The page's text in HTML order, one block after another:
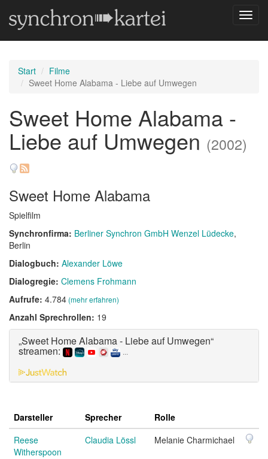
Start
Filme
Sweet Home Alabama - Liebe auf Umwegen
Sweet Home Alabama -
Liebe auf Umwegen (2002)
Sweet Home Alabama
Spielfilm
Synchronfirma: Berliner Synchron GmbH Wenzel Lüdecke,
Berlin
Dialogbuch: Alexander Löwe
Dialogregie: Clemens Frohmann
Aufrufe: 4.784(mehr erfahren)
Anzahl Sprechrollen: 19
„Sweet Home Alabama - Liebe auf Umwegen“
streamen: ...
Darsteller Sprecher
Rolle
Reese
Witherspoon
Claudia Lössl Melanie Charmichael